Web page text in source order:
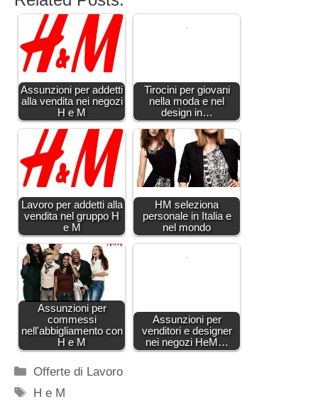
Assunzioni per addetti
alla vendita nei negozi
H e M
Tirocini per giovani
nella moda e nel
design in…
Lavoro per addetti alla
vendita nel gruppo H
e M
HM seleziona
personale in Italia e
nel mondo
Assunzioni per
commessi
nell'abbigliamento con
H e M
Assunzioni per
venditori e designer
nei negozi HeM…
Categorie
Offerte di Lavoro
Tag
H e M